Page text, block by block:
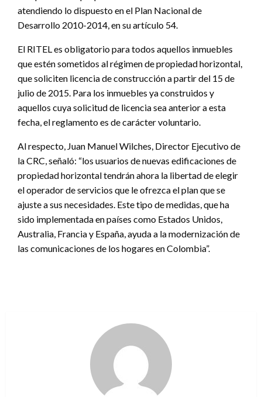
atendiendo lo dispuesto en el Plan Nacional de
Desarrollo 2010-2014, en su artículo 54.
El RITEL es obligatorio para todos aquellos inmuebles
que estén sometidos al régimen de propiedad horizontal,
que soliciten licencia de construcción a partir del 15 de
julio de 2015. Para los inmuebles ya construidos y
aquellos cuya solicitud de licencia sea anterior a esta
fecha, el reglamento es de carácter voluntario.
Al respecto, Juan Manuel Wilches, Director Ejecutivo de
la CRC, señaló: “los usuarios de nuevas edificaciones de
propiedad horizontal tendrán ahora la libertad de elegir
el operador de servicios que le ofrezca el plan que se
ajuste a sus necesidades. Este tipo de medidas, que ha
sido implementada en países como Estados Unidos,
Australia, Francia y España, ayuda a la modernización de
las comunicaciones de los hogares en Colombia”.